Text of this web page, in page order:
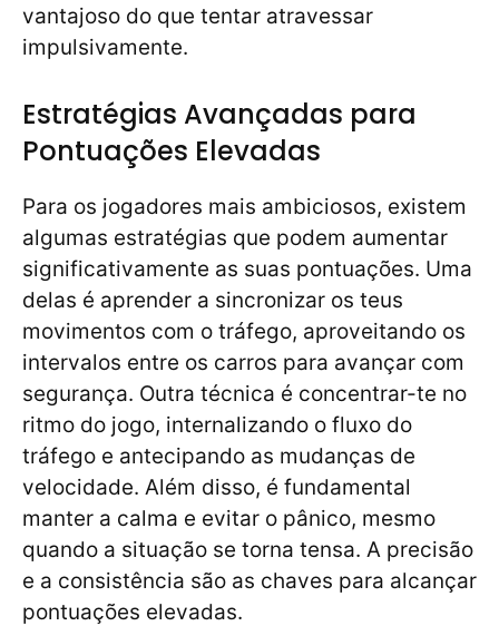
vantajoso do que tentar atravessar
impulsivamente.
Estratégias Avançadas para
Pontuações Elevadas
Para os jogadores mais ambiciosos, existem
algumas estratégias que podem aumentar
significativamente as suas pontuações. Uma
delas é aprender a sincronizar os teus
movimentos com o tráfego, aproveitando os
intervalos entre os carros para avançar com
segurança. Outra técnica é concentrar-te no
ritmo do jogo, internalizando o fluxo do
tráfego e antecipando as mudanças de
velocidade. Além disso, é fundamental
manter a calma e evitar o pânico, mesmo
quando a situação se torna tensa. A precisão
e a consistência são as chaves para alcançar
pontuações elevadas.